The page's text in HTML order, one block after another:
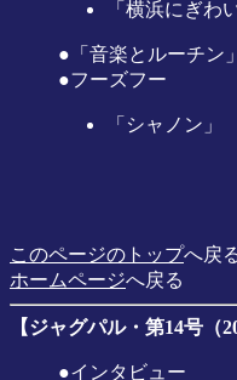
「横浜にぎわ
●「音楽とルーチ
●フーズフー
「シャノン
このページのトップへ戻
ホームページへ戻る
【ジャグパル・第14号（
●インタビュー